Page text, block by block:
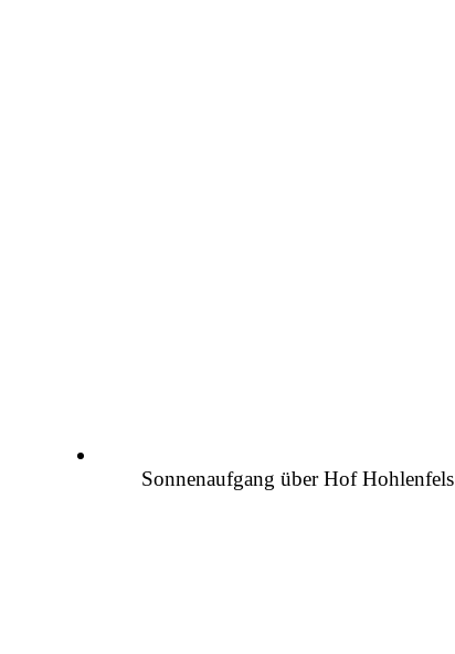
Sonnenaufgang über Hof Hohlenfels